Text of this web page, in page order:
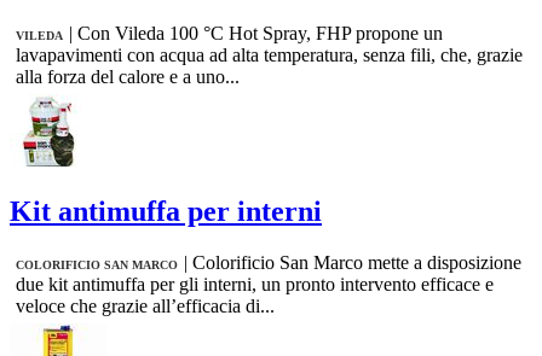
VILEDA | Con Vileda 100 °C Hot Spray, FHP propone un
lavapavimenti con acqua ad alta temperatura, senza fili, che, grazie
alla forza del calore e a uno...
Kit antimuffa per interni
COLORIFICIO SAN MARCO | Colorificio San Marco mette a disposizione
due kit antimuffa per gli interni, un pronto intervento efficace e
veloce che grazie all’efficacia di...